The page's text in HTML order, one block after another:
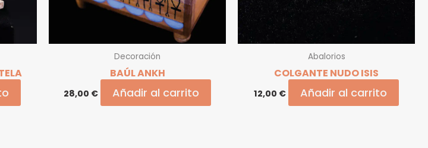
Decoración
BAÚL ANKH
28,00 € Añadir al carrito
Abalorios
COLGANTE NUDO ISIS
12,00 € Añadir al carrito